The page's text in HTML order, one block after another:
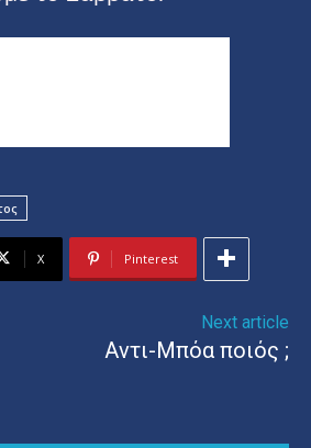
X Pinterest
Next article
Αντι-Μπόα ποιός ;